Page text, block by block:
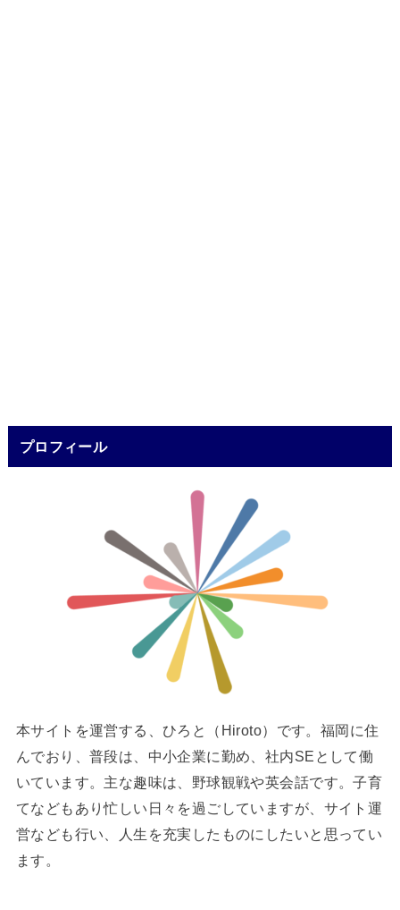
プロフィール
本サイトを運営する、ひろと（Hiroto）です。福岡に住
んでおり、普段は、中小企業に勤め、社内SEとして働
いています。主な趣味は、野球観戦や英会話です。子育
てなどもあり忙しい日々を過ごしていますが、サイト運
営なども行い、人生を充実したものにしたいと思ってい
ます。